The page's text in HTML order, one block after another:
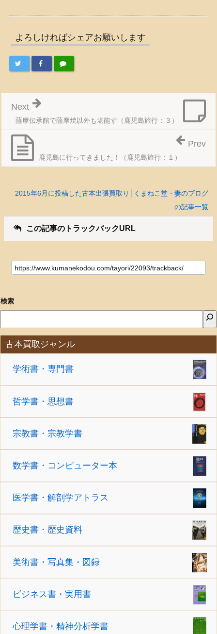
よろしければシェアお願いします
薩摩伝承館で薩摩焼以外も堪能す（鹿児島旅行：３）
Next
鹿児島に行ってきました！（鹿児島旅行：１）
Prev
2015年6月に投稿した古本出張買取り│くまねこ堂・妻のブログ
の記事一覧
この記事のトラックバックURL
検索
古本買取ジャンル
学術書・専門書
哲学書・思想書
宗教書・宗教学書
数学書・コンピューター本
医学書・解剖学アトラス
歴史書・歴史資料
美術書・写真集・図録
ビジネス書・実用書
心理学書・精神分析学書